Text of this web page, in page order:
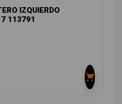
IZQUIERDO
113791